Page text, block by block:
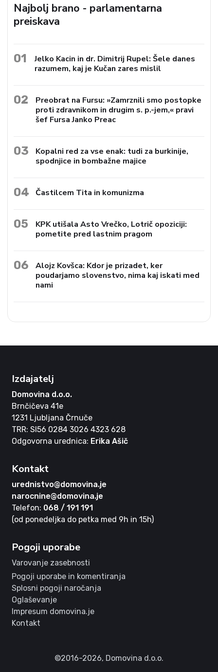
Najbolj brano - parlamentarna
preiskava
01
Jelko Kacin in dr. Dimitrij Rupel: Šele danes
razumem, kaj je Kučan zares mislil
02
Preobrat na Fursu: »Zamrznili smo postopke
proti zdravnikom in drugim s. p.-jem,« pravi
šef Fursa Janko Preac
03
Kopalni red za vse enak: tudi za burkinije,
spodnjice in bombažne majice
04 Častilcem Tita in komunizma
05
KPK utišala Asto Vrečko, Lotrič opoziciji:
pometite pred lastnim pragom
06
Alojz Kovšca: Kdor je prizadet, ker
poudarjamo slovenstvo, nima kaj iskati med
nami
Izdajatelj
Domovina d.o.o.
Brnčičeva 41e
1231 Ljubljana Črnuče
TRR: SI56 0284 3026 4323 628
Odgovorna urednica: Erika Ašič
Kontakt
urednistvo@domovina.je
narocnine@domovina.je
Telefon: 068 / 191 191
(od ponedeljka do petka med 9h in 15h)
Pogoji uporabe
Varovanje zasebnosti
Pogoji uporabe in komentiranja
Splosni pogoji naročanja
Oglaševanje
Impresum domovina.je
Kontakt
©2016-2026, Domovina d.o.o.